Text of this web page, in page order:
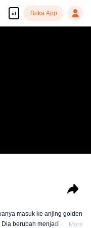
id Buka App
masuk ke anjing golden
berubah menjadi anjing
More